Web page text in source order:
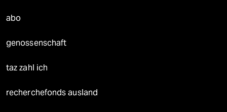
abo
genossenschaft
taz zahl ich
recherchefonds ausland